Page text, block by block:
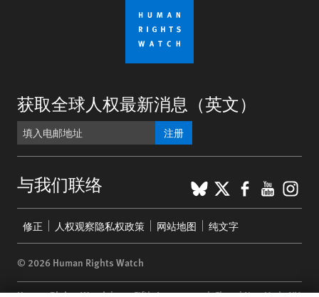
获取全球人权最新消息（英文）
注册
与我们联络 BlueSky
X
menu
修正 人权观察隐私权政策 网站地图 纯文字
© 2026 Human Rights Watch